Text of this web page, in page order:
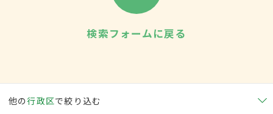
検索フォームに戻る
他の行政区で絞り込む